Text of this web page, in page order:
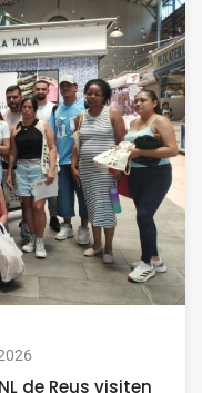
de Reus visiten